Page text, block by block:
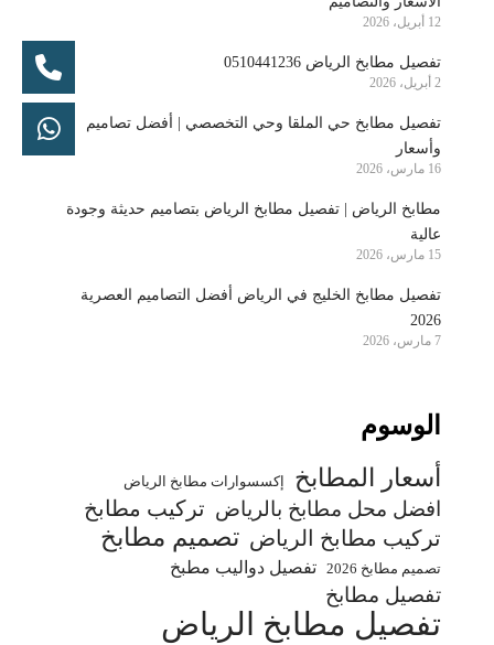
12 أبريل، 2026
تفصيل مطابخ الرياض 0510441236
2 أبريل، 2026
تفصيل مطابخ حي الملقا وحي التخصصي | أفضل تصاميم
وأسعار
16 مارس، 2026
مطابخ الرياض | تفصيل مطابخ الرياض بتصاميم حديثة وجودة
عالية
15 مارس، 2026
تفصيل مطابخ الخليج في الرياض أفضل التصاميم العصرية
2026
7 مارس، 2026
الوسوم
أسعار المطابخ إكسسوارات مطابخ الرياض
افضل محل مطابخ بالرياض تركيب مطابخ
تركيب مطابخ الرياض تصميم مطابخ
تصميم مطابخ 2026 تفصيل دواليب مطبخ
تفصيل مطابخ
تفصيل مطابخ الرياض